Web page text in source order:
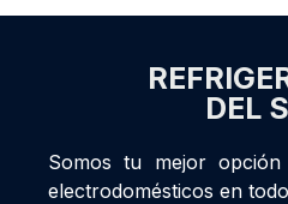
DEL
Somos tu mejor
electrodomésticos en